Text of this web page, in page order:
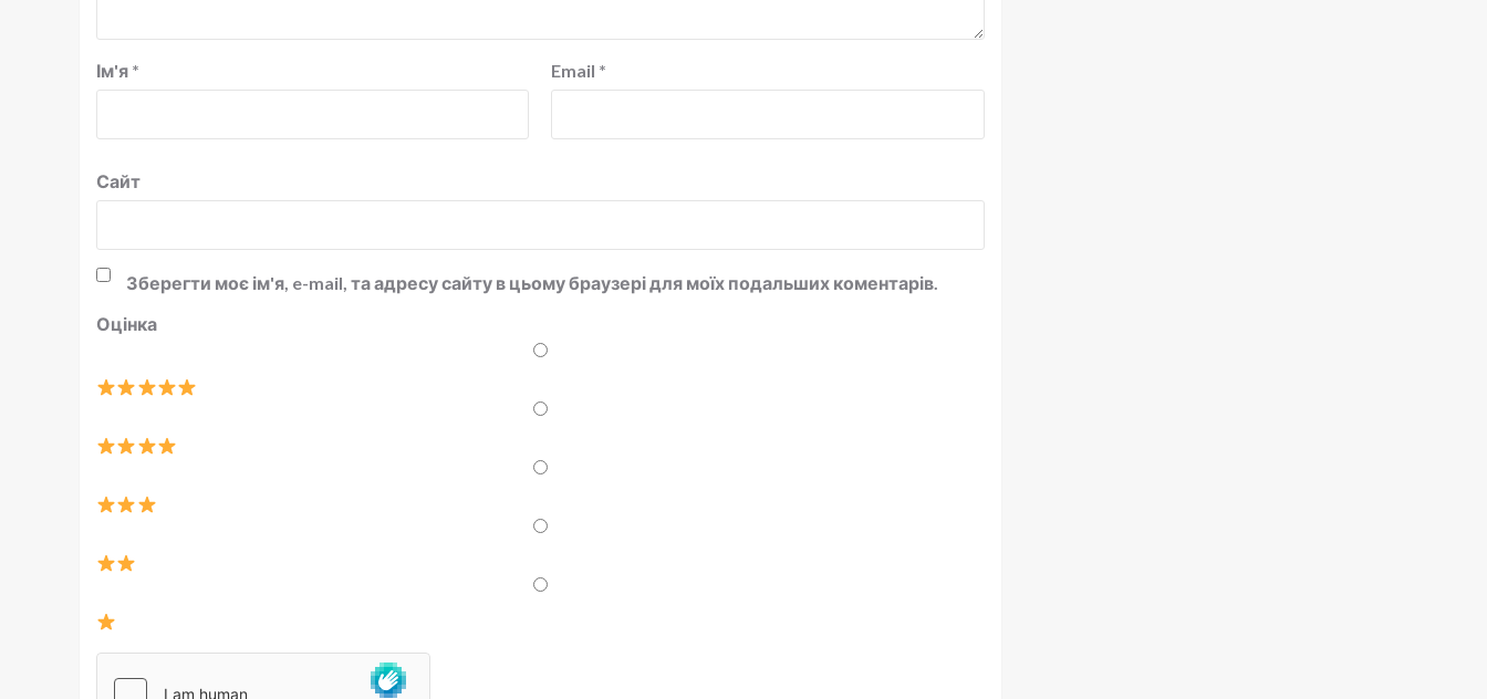
Ім'я * Email *
Сайт
Зберегти моє ім'я, e-mail, та адресу сайту в цьому браузері для моїх подальших коментарів.
Оцінка